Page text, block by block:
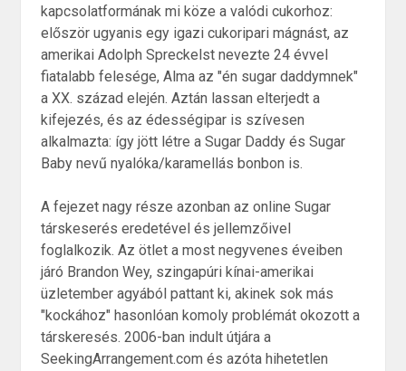
kapcsolatformának mi köze a valódi cukorhoz:
először ugyanis egy igazi cukoripari mágnást, az
amerikai Adolph Spreckelst nevezte 24 évvel
fiatalabb felesége, Alma az "én sugar daddymnek"
a XX. század elején. Aztán lassan elterjedt a
kifejezés, és az édességipar is szívesen
alkalmazta: így jött létre a Sugar Daddy és Sugar
Baby nevű nyalóka/karamellás bonbon is.
A fejezet nagy része azonban az online Sugar
társkeserés eredetével és jellemzőivel
foglalkozik. Az ötlet a most negyvenes éveiben
járó Brandon Wey, szingapúri kínai-amerikai
üzletember agyából pattant ki, akinek sok más
"kockához" hasonlóan komoly problémát okozott a
társkeresés. 2006-ban indult útjára a
SeekingArrangement.com és azóta hihetetlen